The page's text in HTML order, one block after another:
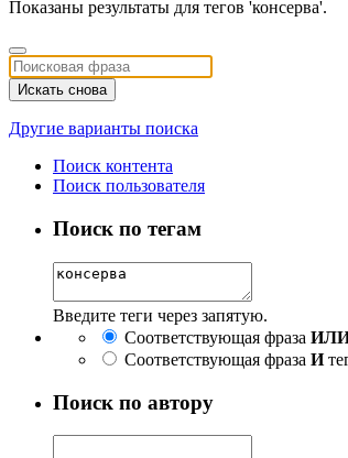
Показаны результаты для тегов 'консерва'.
Искать снова
Другие варианты поиска
Поиск контента
Поиск пользователя
Поиск по тегам
Введите теги через запятую.
Соответствующая фраза
Соответствующая фраза И
Поиск по автору